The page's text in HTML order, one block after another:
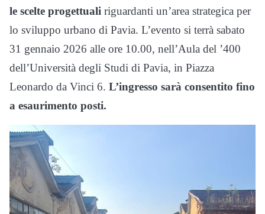
le scelte progettuali riguardanti un’area strategica per
lo sviluppo urbano di Pavia. L’evento si terrà sabato
31 gennaio 2026 alle ore 10.00, nell’Aula del ’400
dell’Università degli Studi di Pavia, in Piazza
Leonardo da Vinci 6. L’ingresso sarà consentito fino
a esaurimento posti.